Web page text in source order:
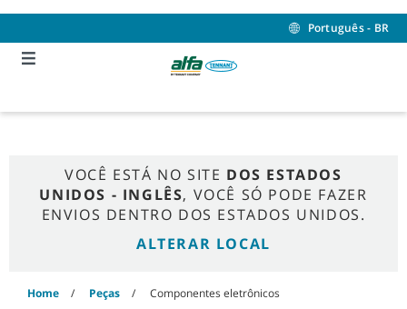
content
navigation
menu
Português - BR
VOCÊ ESTÁ NO SITE DOS ESTADOS
UNIDOS - INGLÊS, VOCÊ SÓ PODE FAZER
ENVIOS DENTRO DOS ESTADOS UNIDOS.
ALTERAR LOCAL
Home Peças Componentes eletrônicos